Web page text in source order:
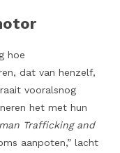
hoe
dat van henzelf,
vooralsnog
het met hun
Trafficking and
aanpoten,” lacht